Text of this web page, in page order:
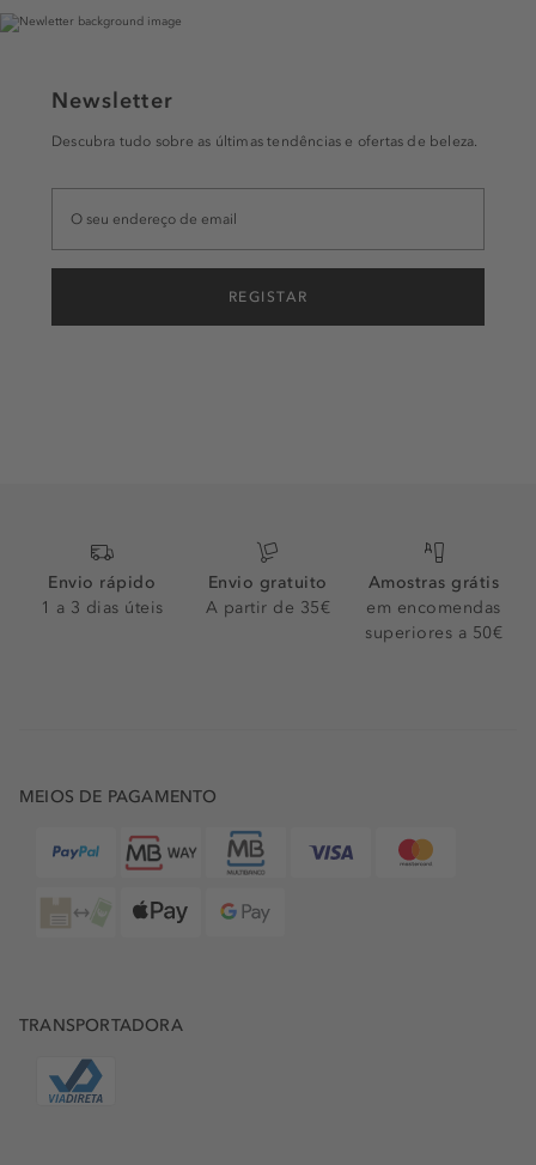
Newsletter
Descubra tudo sobre as últimas tendências e ofertas de beleza.
REGISTAR
Envio rápido
1 a 3 dias úteis
Envio gratuito
A partir de 35€
Amostras grátis
em encomendas
superiores a 50€
MEIOS DE PAGAMENTO
TRANSPORTADORA